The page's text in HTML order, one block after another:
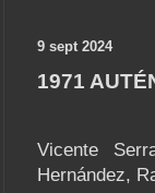
9 sept 2024
1971
Vicente
Hernández,